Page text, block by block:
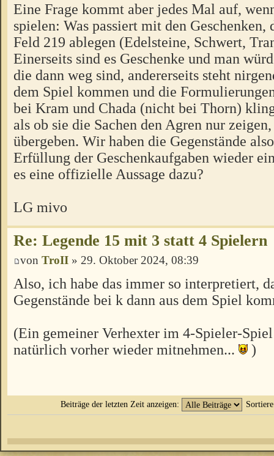
Eine Frage kommt aber jedes Mal auf,
spielen: Was passiert mit den
Feld 219 ablegen (Edelsteine, Schwert,
Einerseits sind es Geschenke und man
die dann weg sind, andererseits steht
dem Spiel kommen und die
bei Kram und Chada (nicht bei Thorn)
als ob sie die Sachen den Agren nur
übergeben. Wir haben die Gegenstände
Erfüllung der Geschenkaufgaben wieder
es eine offizielle Aussage dazu?
LG mivo
Re: Legende 15 mit 3 statt 4 Spielern
von TroII » 29. Oktober 2024, 08:39
Also, ich habe das immer so interpretiert,
Gegenstände bei k dann aus dem Spiel
(Ein gemeiner Verhexter im 4-Spieler-
natürlich vorher wieder mitnehmen...
)
Beiträge der letzten Zeit anzeigen: